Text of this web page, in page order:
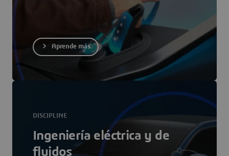
Aprende más
DISCIPLINE
Ingeniería eléctrica y de
fluidos